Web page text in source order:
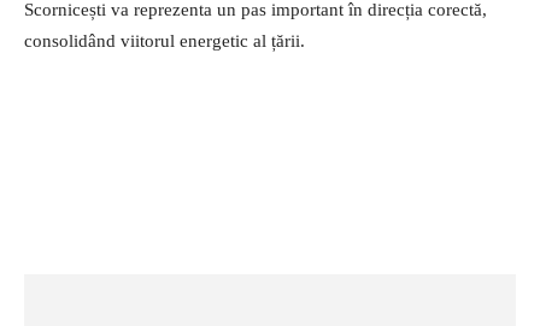
Scornicești va reprezenta un pas important în direcția corectă,
consolidând viitorul energetic al țării.